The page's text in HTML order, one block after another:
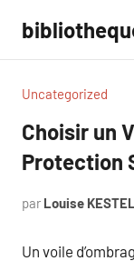
contenu
Uncategorized
Choisir un
Protection
par Louise
Un voile